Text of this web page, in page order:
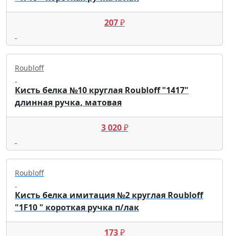
207₽
Roubloff
Кисть белка №10 круглая Roubloff "1417"
длинная ручка, матовая
3 020₽
Roubloff
Кисть белка имитация №2 круглая Roubloff
"1F10 " короткая ручка п/лак
173₽